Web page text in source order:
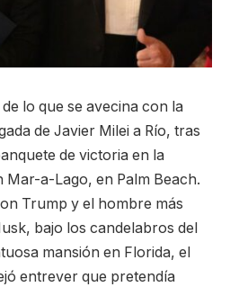
lo que se avecina con la
de Javier Milei a Río, tras
de victoria en la
Mar-a-Lago, en Palm Beach.
Trump y el hombre más
bajo los candelabros del
mansión en Florida, el
entrever que pretendía